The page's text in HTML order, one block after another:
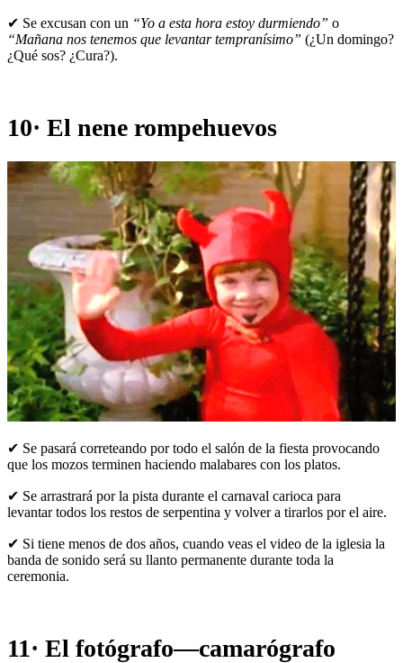
✔ Se excusan con un “Yo a esta hora estoy durmiendo” o
“Mañana nos tenemos que levantar tempranísimo” (¿Un domingo?
¿Qué sos? ¿Cura?).
10· El nene rompehuevos
✔ Se pasará correteando por todo el salón de la fiesta provocando
que los mozos terminen haciendo malabares con los platos.
✔ Se arrastrará por la pista durante el carnaval carioca para
levantar todos los restos de serpentina y volver a tirarlos por el aire.
✔ Si tiene menos de dos años, cuando veas el video de la iglesia la
banda de sonido será su llanto permanente durante toda la
ceremonia.
11· El fotógrafo—camarógrafo